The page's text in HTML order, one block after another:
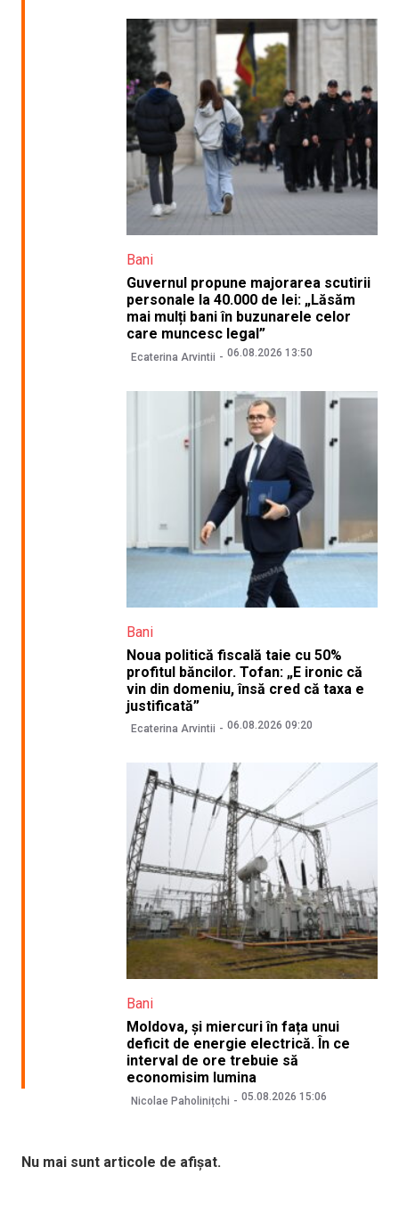
Bani
Guvernul propune majorarea scutirii
personale la 40.000 de lei: „Lăsăm
mai mulți bani în buzunarele celor
care muncesc legal”
Ecaterina Arvintii 06.08.2026 13:50
Bani
Noua politică fiscală taie cu 50%
profitul băncilor. Tofan: „E ironic că
vin din domeniu, însă cred că taxa e
justificată”
Ecaterina Arvintii 06.08.2026 09:20
Bani
Moldova, și miercuri în fața unui
deficit de energie electrică. În ce
interval de ore trebuie să
economisim lumina
Nicolae Paholinițchi 05.08.2026 15:06
Nu mai sunt articole de afișat.